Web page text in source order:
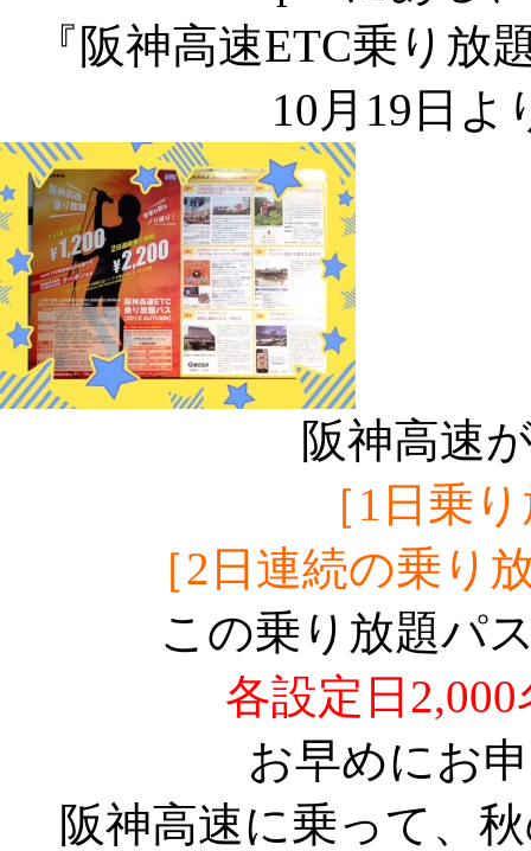
『阪神高速ETC乗り放
10月19日よ
阪神高速
［1日乗
［2日連続の乗り
この乗り放題パ
各設定日
お早めにお
阪神高速に乗って、